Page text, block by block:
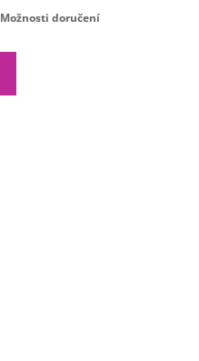
Možnosti doručení